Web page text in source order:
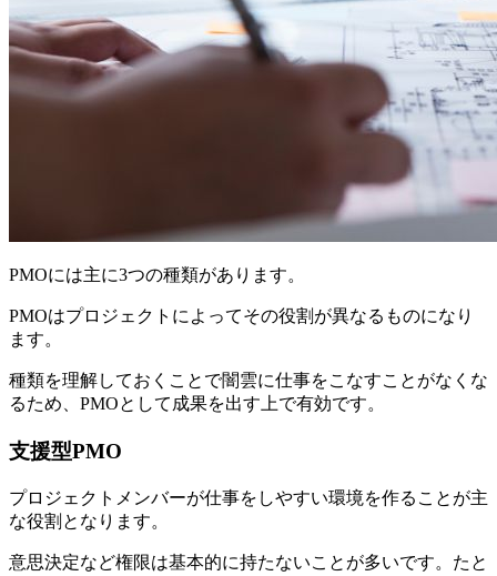
PMOには主に3つの種類があります。
PMOはプロジェクトによってその役割が異なるものになり
ます。
種類を理解しておくことで闇雲に仕事をこなすことがなくな
るため、PMOとして成果を出す上で有効です。
支援型PMO
プロジェクトメンバーが仕事をしやすい環境を作ることが主
な役割となります。
意思決定など権限は基本的に持たないことが多いです。たと